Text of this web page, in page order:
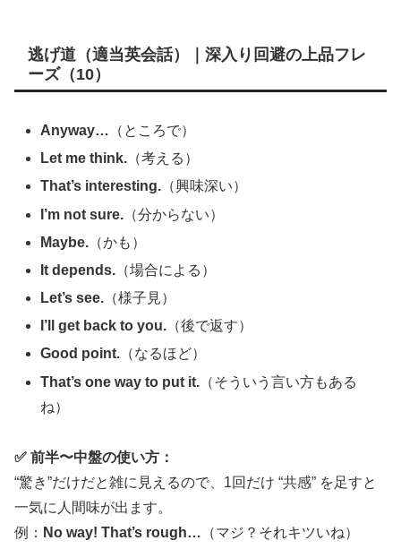
逃げ道（適当英会話）｜深入り回避の上品フレ
ーズ（10）
Anyway… （ところで）
Let me think. （考える）
That’s interesting. （興味深い）
I’m not sure. （分からない）
Maybe. （かも）
It depends. （場合による）
Let’s see. （様子見）
I’ll get back to you. （後で返す）
Good point. （なるほど）
That’s one way to put it. （そういう言い方もある
ね）
✅ 前半〜中盤の使い方：
“驚き”だけだと雑に見えるので、1回だけ “共感” を足すと
一気に人間味が出ます。
例： No way! That’s rough… （マジ？それキツいね）